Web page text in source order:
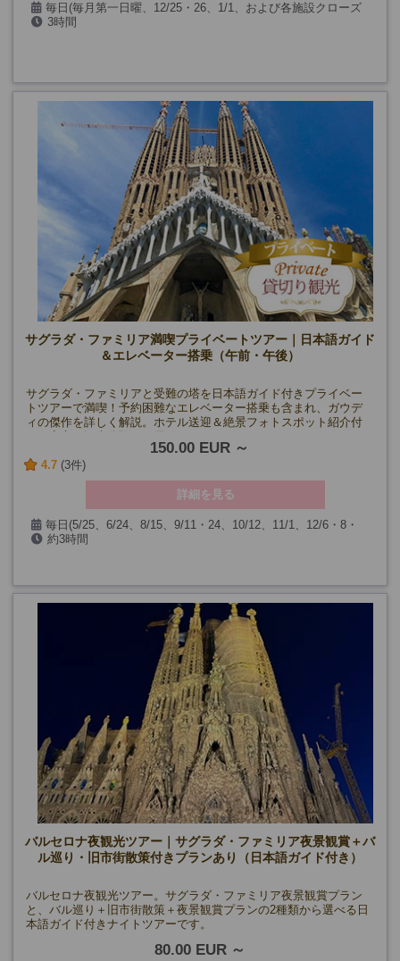
毎日(毎月第一日曜、12/25・26、1/1、および各施設クローズ
日を除く
3時間
サグラダ・ファミリア満喫プライベートツアー｜日本語ガイド
＆エレベーター搭乗（午前・午後）
サグラダ・ファミリアと受難の塔を日本語ガイド付きプライベー
トツアーで満喫！予約困難なエレベーター搭乗も含まれ、ガウデ
ィの傑作を詳しく解説。ホテル送迎＆絶景フォトスポット紹介付
150.00 EUR
4.7 (3件)
詳細を見る
毎日(5/25、6/24、8/15、9/11・24、10/12、11/1、12/6・8・
25、1/6、およびサグラダ･ファミリア閉館日を除く)
約3時間
バルセロナ夜観光ツアー｜サグラダ・ファミリア夜景観賞＋バ
ル巡り・旧市街散策付きプランあり（日本語ガイド付き）
バルセロナ夜観光ツアー。サグラダ・ファミリア夜景観賞プラン
と、バル巡り＋旧市街散策＋夜景観賞プランの2種類から選べる日
本語ガイド付きナイトツアーです。
80.00 EUR